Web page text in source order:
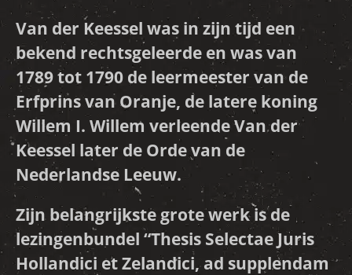
Van der Keessel was in zijn tijd een
bekend rechtsgeleerde en was van
1789 tot 1790 de leermeester van de
Erfprins van Oranje, de latere koning
Willem I. Willem verleende Van der
Keessel later de Orde van de
Nederlandse Leeuw.
Zijn belangrijkste grote werk is de
lezingenbundel “Thesis Selectae Juris
Hollandici et Zelandici, ad supplendam